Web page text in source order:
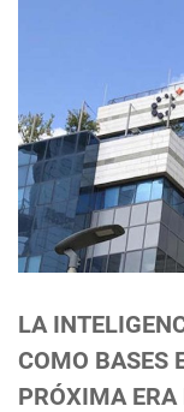
LA
COMO BASES
PRÓXIMA ERA